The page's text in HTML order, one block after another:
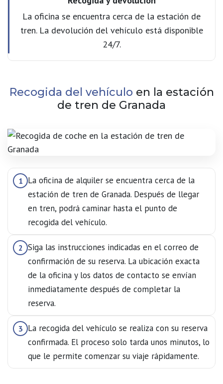
La oficina se encuentra cerca de la estación de
tren. La devolución del vehículo está disponible
24/7.
Recogida del vehículo en la estación
de tren de Granada
1 La oficina de alquiler se encuentra cerca de la
estación de tren de Granada. Después de llegar
en tren, podrá caminar hasta el punto de
recogida del vehículo.
2 Siga las instrucciones indicadas en el correo de
confirmación de su reserva. La ubicación exacta
de la oficina y los datos de contacto se envían
inmediatamente después de completar la
reserva.
3 La recogida del vehículo se realiza con su reserva
confirmada. El proceso solo tarda unos minutos, lo
que le permite comenzar su viaje rápidamente.